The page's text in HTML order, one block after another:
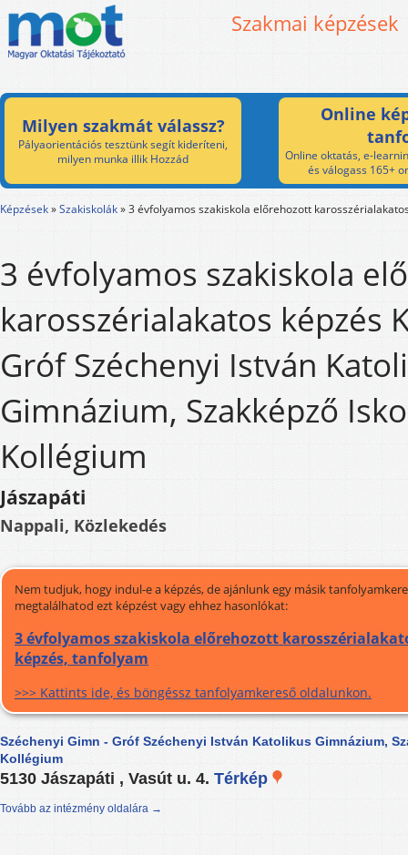
Szakmai képzések
Milyen szakmát válassz?
Pályaorientációs tesztünk segít kideríteni,
milyen munka illik Hozzád
Online
Online oktatás, e-
és válogass 165+
Képzések»Szakiskolák»3 évfolyamos szakiskola előrehozott
3 évfolyamos szakiskola
karosszérialakatos képzés
Gróf Széchenyi István
Gimnázium, Szakképző
Kollégium
Jászapáti
Nappali, Közlekedés
Nem tudjuk, hogy indul-e a képzés, de ajánlunk egy másik
megtalálhatod ezt képzést vagy ehhez hasonlókat:
3 évfolyamos szakiskola előrehozott
képzés, tanfolyam
>>> Kattints ide, és böngéssz tanfolyamkereső oldalunkon.
Széchenyi Gimn - Gróf Széchenyi István Katolikus Gimnázium,
Kollégium
5130 Jászapáti , Vasút u. 4. Térkép
Tovább az intézmény oldalára →